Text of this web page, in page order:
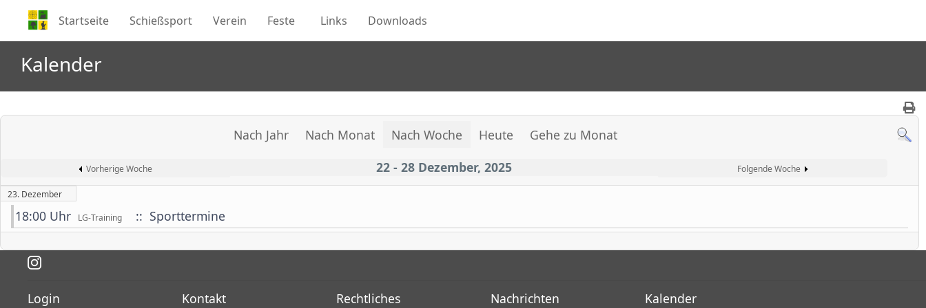
Startseite Schießsport Verein Feste Links Downloads
Kalender
Nach Jahr Nach Monat Nach Woche Heute Gehe zu Monat
Vorherige Woche 22 - 28 Dezember, 2025 Folgende Woche
23. Dezember
18:00 Uhr LG-Training :: Sporttermine
Login Kontakt Rechtliches Nachrichten Kalender